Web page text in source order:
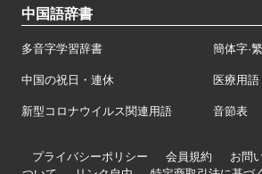
中国語辞書
多音字学習辞書 簡体字·
中国の祝日・連休 医療用語
新型コロナウイルス関連用語 音節表
プライバシーポリシー 会員規約 お問